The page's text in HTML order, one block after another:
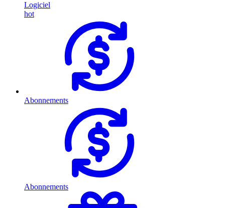
Logiciel
hot
Abonnements
Abonnements